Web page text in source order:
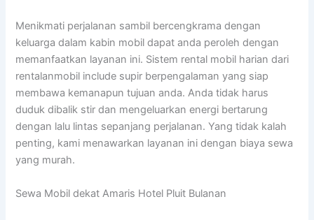
Menikmati perjalanan sambil bercengkrama dengan
keluarga dalam kabin mobil dapat anda peroleh dengan
memanfaatkan layanan ini. Sistem rental mobil harian dari
rentalanmobil include supir berpengalaman yang siap
membawa kemanapun tujuan anda. Anda tidak harus
duduk dibalik stir dan mengeluarkan energi bertarung
dengan lalu lintas sepanjang perjalanan. Yang tidak kalah
penting, kami menawarkan layanan ini dengan biaya sewa
yang murah.
Sewa Mobil dekat Amaris Hotel Pluit Bulanan